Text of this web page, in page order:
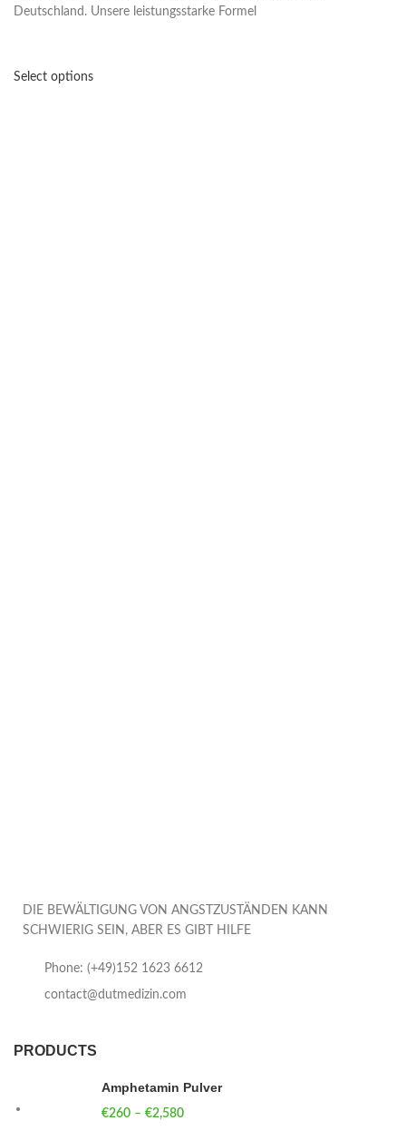
Deutschland. Unsere leistungsstarke Formel
Select options
DIE BEWÄLTIGUNG VON ANGSTZUSTÄNDEN KANN
SCHWIERIG SEIN, ABER ES GIBT HILFE
Phone: (+49)152 1623 6612
contact@dutmedizin.com
PRODUCTS
Amphetamin Pulver
€260 – €2,580